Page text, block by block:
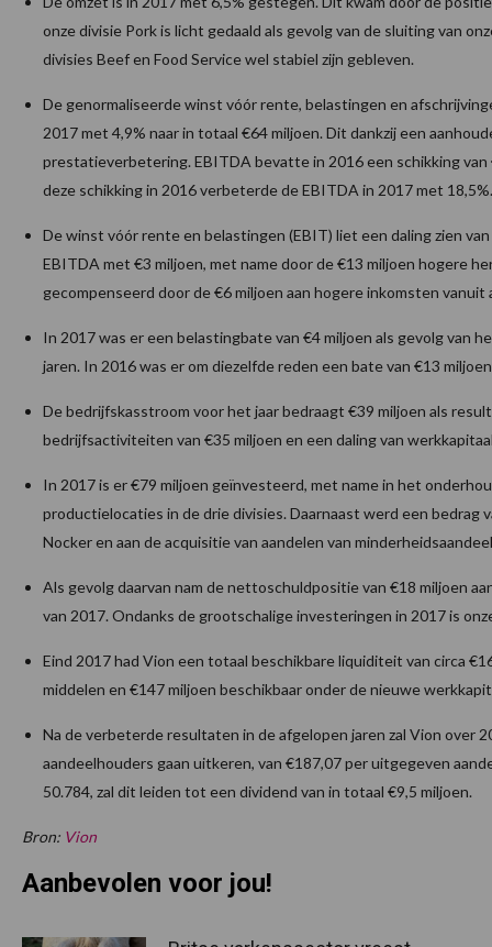
onze divisie Pork is licht gedaald als gevolg van de sluiting van
divisies Beef en Food Service wel stabiel zijn gebleven.
De genormaliseerde winst vóór rente, belastingen en
2017 met 4,9% naar in totaal €64 miljoen. Dit dankzij een
prestatieverbetering. EBITDA bevatte in 2016 een schikking
deze schikking in 2016 verbeterde de EBITDA in 2017 met 18,5%.
De winst vóór rente en belastingen (EBIT) liet een daling zien
EBITDA met €3 miljoen, met name door de €13 miljoen hogere
gecompenseerd door de €6 miljoen aan hogere inkomsten
In 2017 was er een belastingbate van €4 miljoen als gevolg van
jaren. In 2016 was er om diezelfde reden een bate van €13
De bedrijfskasstroom voor het jaar bedraagt €39 miljoen als
bedrijfsactiviteiten van €35 miljoen en een daling van
In 2017 is er €79 miljoen geïnvesteerd, met name in het
productielocaties in de drie divisies. Daarnaast werd een bedrag
Nocker en aan de acquisitie van aandelen van
Als gevolg daarvan nam de nettoschuldpositie van €18 miljoen
van 2017. Ondanks de grootschalige investeringen in 2017 is
Eind 2017 had Vion een totaal beschikbare liquiditeit van circa
middelen en €147 miljoen beschikbaar onder de nieuwe
Na de verbeterde resultaten in de afgelopen jaren zal Vion over
aandeelhouders gaan uitkeren, van €187,07 per uitgegeven
50.784, zal dit leiden tot een dividend van in totaal €9,5 miljoen.
Bron: Vion
Aanbevolen voor jou!